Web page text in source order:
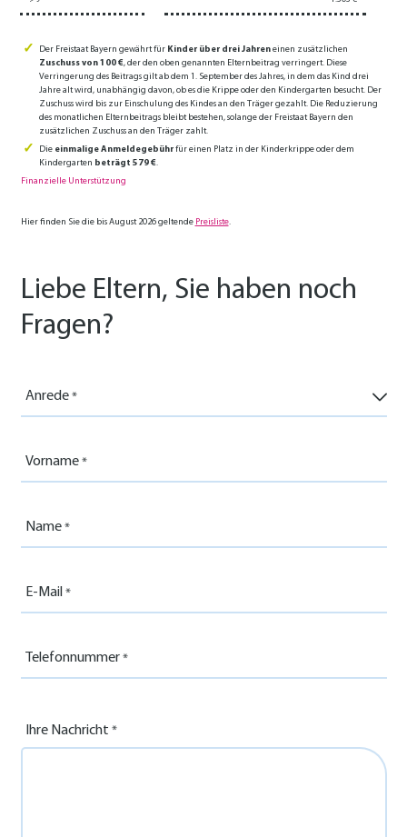
Der Freistaat Bayern gewährt für Kinder über drei Jahreneinen zusätzlichen
Zuschuss von 100 €, der den oben genannten Elternbeitrag verringert. Diese
Verringerung des Beitrags gilt ab dem 1. September des Jahres, in dem das Kind drei
Jahre alt wird, unabhängig davon, ob es die Krippe oder den Kindergarten besucht. Der
Zuschuss wird bis zur Einschulung des Kindes an den Träger gezahlt. Die Reduzierung
des monatlichen Elternbeitrags bleibt bestehen, solange der Freistaat Bayern den
zusätzlichen Zuschuss an den Träger zahlt.
Die einmalige Anmeldegebührfür einen Platz in der Kinderkrippe oder dem
Kindergarten beträgt 579 €.
Finanzielle Unterstützung
Hier finden Sie die bis August 2026 geltende Preisliste.
Liebe Eltern, Sie haben noch
Fragen?
Anrede
Vorname
Name
E-Mail
Telefonnummer
Ihre Nachricht